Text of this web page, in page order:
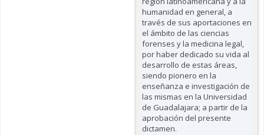
humanidad en general, a
través de sus aportaciones en
el ámbito de las ciencias
forenses y la medicina legal,
por haber dedicado su vida al
desarrollo de estas áreas,
siendo pionero en la
enseñanza e investigación de
las mismas en la Universidad
de Guadalajara; a partir de la
aprobación del presente
dictamen.